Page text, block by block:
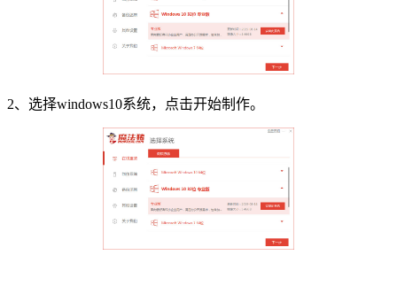
2、选择windows10系统，点击开始制作。